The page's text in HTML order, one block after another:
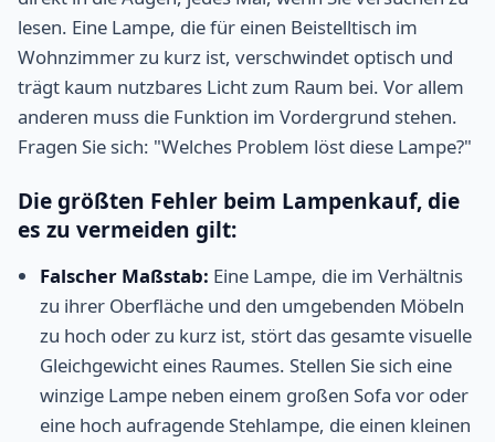
lesen. Eine Lampe, die für einen Beistelltisch im
Wohnzimmer zu kurz ist, verschwindet optisch und
trägt kaum nutzbares Licht zum Raum bei. Vor allem
anderen muss die Funktion im Vordergrund stehen.
Fragen Sie sich: "Welches Problem löst diese Lampe?"
Die größten Fehler beim Lampenkauf, die
es zu vermeiden gilt:
Falscher Maßstab: Eine Lampe, die im Verhältnis
zu ihrer Oberfläche und den umgebenden Möbeln
zu hoch oder zu kurz ist, stört das gesamte visuelle
Gleichgewicht eines Raumes. Stellen Sie sich eine
winzige Lampe neben einem großen Sofa vor oder
eine hoch aufragende Stehlampe, die einen kleinen